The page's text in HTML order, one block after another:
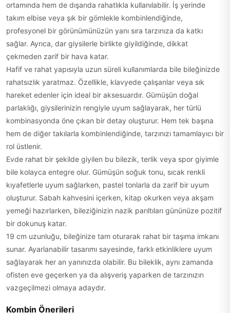
ortamında hem de dışarıda rahatlıkla kullanılabilir. İş yerinde
takım elbise veya şık bir gömlekle kombinlendiğinde,
profesyonel bir görünümünüzün yanı sıra tarzınıza da katkı
sağlar. Ayrıca, dar giysilerle birlikte giyildiğinde, dikkat
çekmeden zarif bir hava katar.
Hafif ve rahat yapısıyla uzun süreli kullanımlarda bile bileğinizde
rahatsızlık yaratmaz. Özellikle, klavyede çalışanlar veya sık
hareket edenler için ideal bir aksesuardır. Gümüşün doğal
parlaklığı, giysilerinizin rengiyle uyum sağlayarak, her türlü
kombinasyonda öne çıkan bir detay oluşturur. Hem tek başına
hem de diğer takılarla kombinlendiğinde, tarzınızı tamamlayıcı bir
rol üstlenir.
Evde rahat bir şekilde giyilen bu bilezik, terlik veya spor giyimle
bile kolayca entegre olur. Gümüşün soğuk tonu, sıcak renkli
kıyafetlerle uyum sağlarken, pastel tonlarla da zarif bir uyum
oluşturur. Sabah kahvesini içerken, kitap okurken veya akşam
yemeği hazırlarken, bileziğinizin nazik parıltıları gününüze pozitif
bir dokunuş katar.
19 cm uzunluğu, bileğinize tam oturarak rahat bir taşıma imkanı
sunar. Ayarlanabilir tasarımı sayesinde, farklı etkinliklere uyum
sağlayarak her an yanınızda olabilir. Bu bileklik, aynı zamanda
ofisten eve geçerken ya da alışveriş yaparken de tarzınızın
vazgeçilmezi olmaya adaydır.
Kombin Önerileri